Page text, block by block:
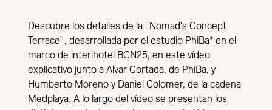
Descubre los detalles de la "Nomad's Concept
Terrace", desarrollada por el estudio PhiBa* en el
marco de interihotel BCN25, en este vídeo
explicativo junto a Alvar Cortada, de PhiBa, y
Humberto Moreno y Daniel Colomer, de la cadena
Medplaya. A lo largo del vídeo se presentan los